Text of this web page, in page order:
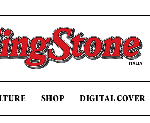
Rolling Stone Italia
SHOP DIGITAL COVER